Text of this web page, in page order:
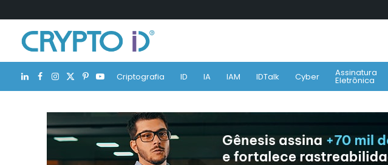
LinkedIn
Facebook
Instagram
X
(Twitter)
Pinterest
YouTubeCriptografia ID IA IAM IDTalk Cyber Assinatura
Eletrônica